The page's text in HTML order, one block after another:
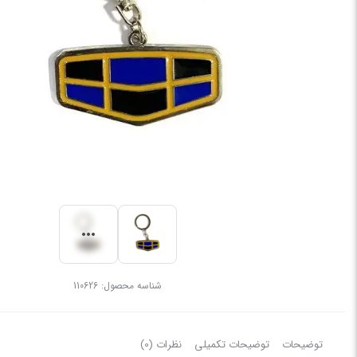
شناسه محصول: 110626
توضیحات توضیحات تکمیلی نظرات (0)